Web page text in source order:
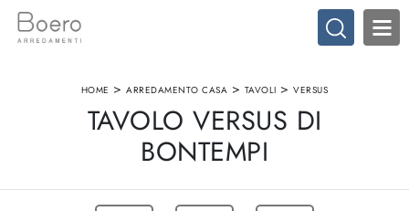
HOME >ARREDAMENTO CASA > TAVOLI >VERSUS
TAVOLO VERSUS DI
BONTEMPI